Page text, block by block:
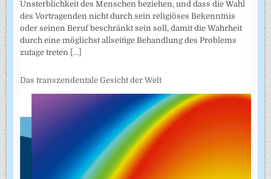
Unsterblichkeit des Menschen beziehen, und dass die Wahl
des Vortragenden nicht durch sein religiöses Bekenntnis
oder seinen Beruf beschränkt sein soll, damit die Wahrheit
durch eine möglichst allseitige Behandlung des Problems
zutage treten [...]
Das transzendentale Gesicht der Welt